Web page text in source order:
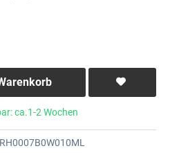
ca.1-2 Wochen